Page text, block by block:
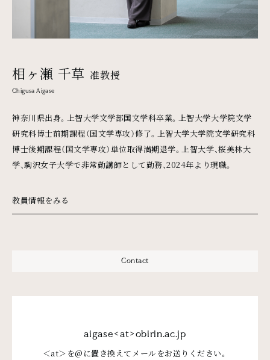
相ヶ瀬 千草 准教授
Chigusa Aigase
神奈川県出身。上智大学文学部国文学科卒業。上智大学大学院文学
研究科博士前期課程（国文学専攻）修了。上智大学大学院文学研究科
博士後期課程（国文学専攻）単位取得満期退学。上智大学、桜美林大
学、駒沢女子大学で非常勤講師として勤務、2024年より現職。
教員情報をみる
Contact
aigase<at>obirin.ac.jp
＜at＞を@に置き換えてメールをお送りください。